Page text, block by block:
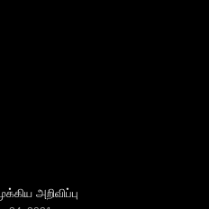
அறிவிப்பு